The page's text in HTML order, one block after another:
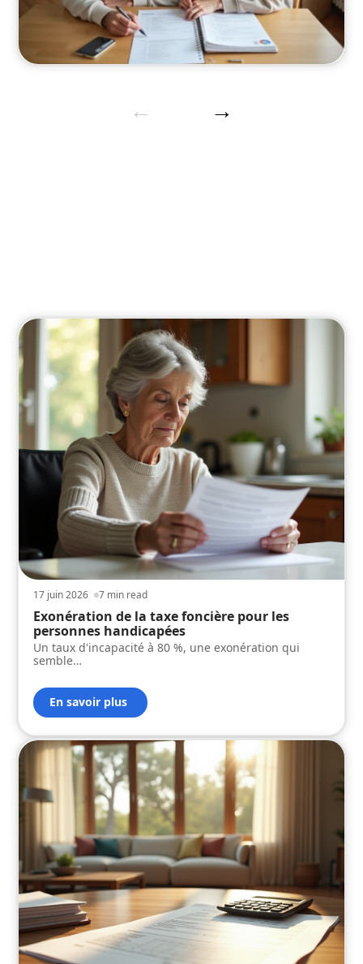
7 min read
17 juin 2026
Exonération de la taxe foncière pour les
personnes handicapées
Un taux d'incapacité à 80 %, une exonération qui
semble…
En savoir plus